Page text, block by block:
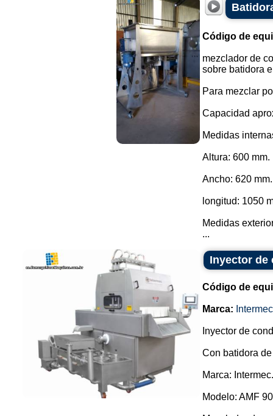
Código de
mezclador de
sobre batidora
Para mezclar
Capacidad
Medidas
Altura: 600 mm.
Ancho: 620 mm.
longitud: 1050
Medidas
...
Inyector de
Código de
Marca: Intermec
Inyector de
Con batidora
Marca: Intermec.
Modelo: AMF